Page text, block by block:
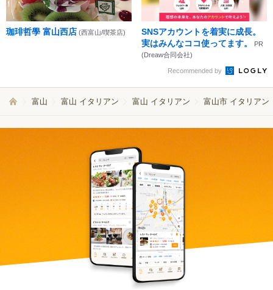
珈琲哲學 富山西店 (西富山/喫茶店)
SNSアカウントを着実に成長。
実はみんなココ使ってます。
PR
(Dreaw合同会社)
Recommended by
富山 富山 イタリアン 富山 イタリアン 富山市 イタリアン